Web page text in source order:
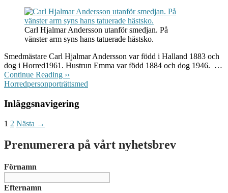
Carl Hjalmar Andersson utanför smedjan. På
vänster arm syns hans tatuerade hästsko.
Smedmästare Carl Hjalmar Andersson var född i Halland 1883 och
dog i Horred1961. Hustrun Emma var född 1884 och dog 1946. …
Continue Reading ››
Horredpersonporträttsmed
Inläggsnavigering
1 2 Nästa →
Prenumerera på vårt nyhetsbrev
Förnamn
Efternamn